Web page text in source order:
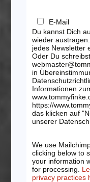
E-Mail
Du kannst Dich
wieder
jedes Newsletter
Oder Du
in
Informationen
https://
das klicken auf
unserer
We use
clicking below to
your information
for processing.
privacy practices